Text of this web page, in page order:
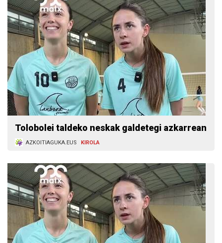
Tolobolei taldeko neskak galdetegi azkarrean
AZKOITIAGUKA.EUS KIROLA